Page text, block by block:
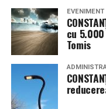
(4/16)
* În urmă cu 112 ani
Primului Război
răspuns, Marea
Statele Unite și-au
EVENIMENT
cu
Tomis